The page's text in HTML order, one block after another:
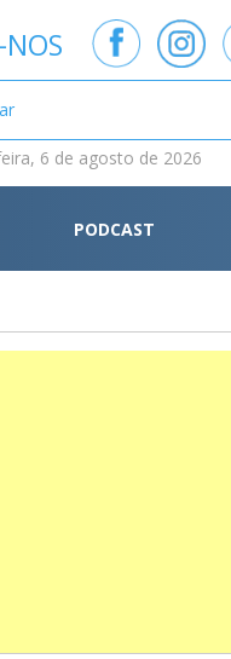
6 de agosto de 2026
PODCAST